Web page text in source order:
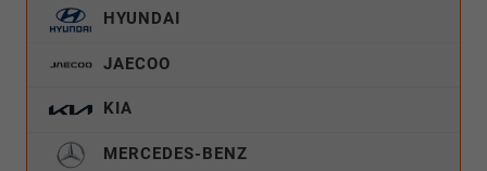
HYUNDAI
JAECOO
KIA
MERCEDES-BENZ